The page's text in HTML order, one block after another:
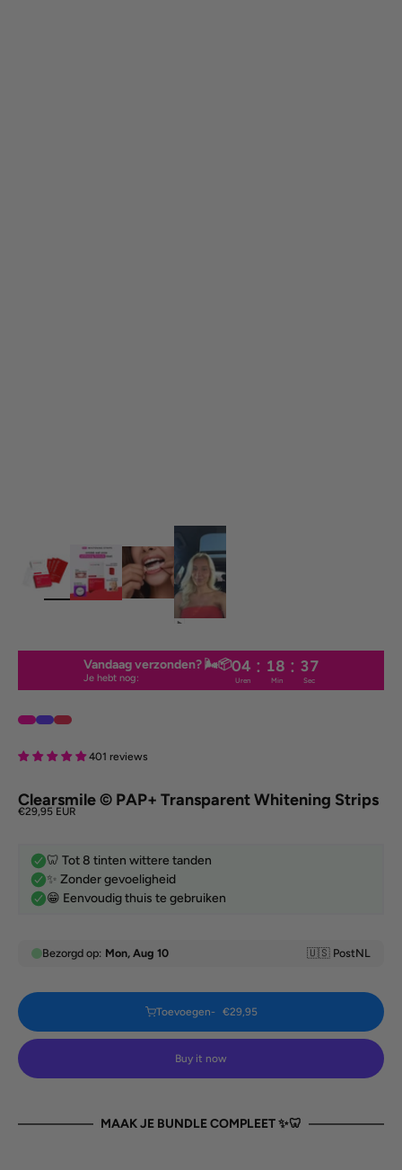
Vandaag verzonden? 🌬️📦
Je hebt nog:
04 : 18 : 36
Uren Min Sec
401 reviews
Clearsmile © PAP+ Transparent Whitening Strips
Sale price
€29,95 EUR
Toevoegen €29,95
Buy it now